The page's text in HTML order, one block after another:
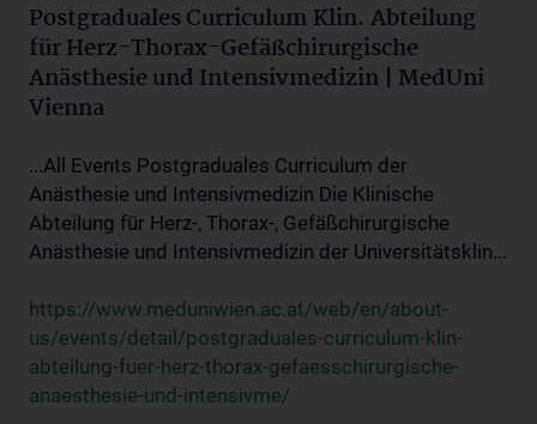
Postgraduales Curriculum Klin. Abteilung
für Herz-Thorax-Gefäßchirurgische
Anästhesie und Intensivmedizin | MedUni
Vienna
...All Events Postgraduales Curriculum der
Anästhesie und Intensivmedizin Die Klinische
Abteilung für Herz-, Thorax-, Gefäßchirurgische
Anästhesie und Intensivmedizin der Universitätsklin...
https://www.meduniwien.ac.at/web/en/about-
us/events/detail/postgraduales-curriculum-klin-
abteilung-fuer-herz-thorax-gefaesschirurgische-
anaesthesie-und-intensivme/